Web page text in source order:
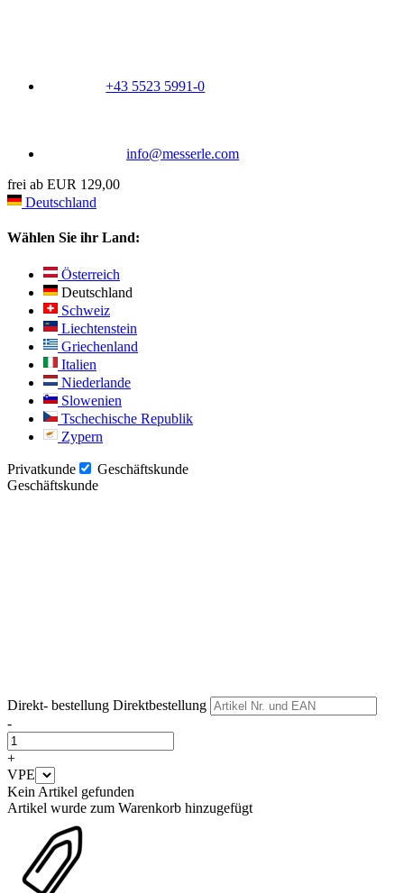
+43 5523 5991-0
info@messerle.com
frei ab EUR 129,00
Deutschland
Wählen Sie ihr Land:
Österreich
Deutschland
Schweiz
Liechtenstein
Griechenland
Italien
Niederlande
Slowenien
Tschechische Republik
Zypern
Privatkunde
Geschäftskunde
Geschäftskunde
Direkt- bestellung Direktbestellung
-
+
VPE
Kein Artikel gefunden
Artikel wurde zum Warenkorb hinzugefügt